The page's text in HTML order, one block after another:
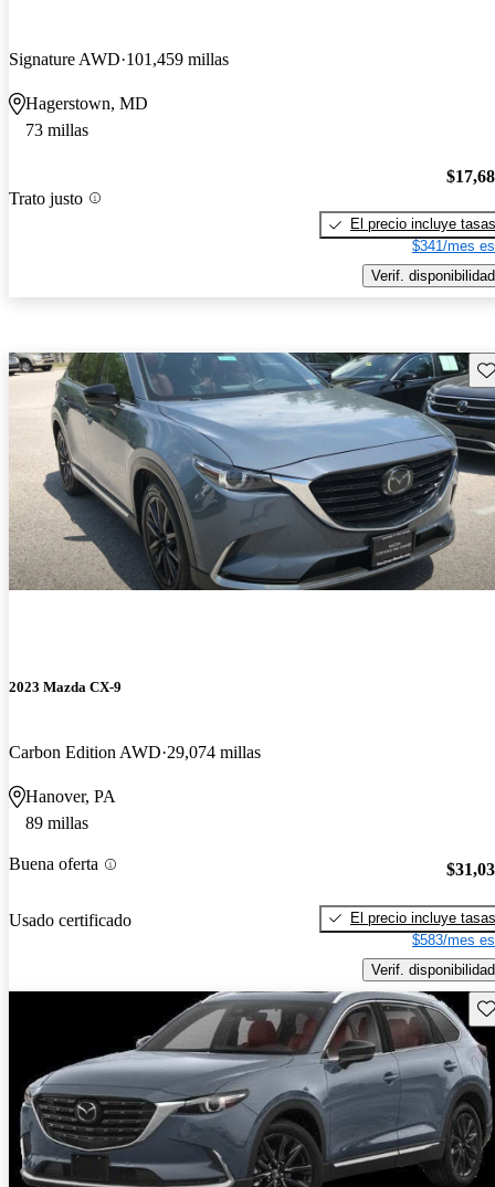
Signature AWD 101,459 millas
Hagerstown, MD
73 millas
Trato justo
El precio incluye tasas
$341/mes
Verif. disponibilidad
2023 Mazda CX-9
Carbon Edition AWD 29,074 millas
Hanover, PA
89 millas
Buena oferta
Usado certificado
El precio incluye tasas
$583/mes
Verif. disponibilidad